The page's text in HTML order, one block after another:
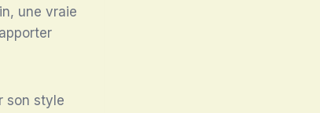
une vraie
son style